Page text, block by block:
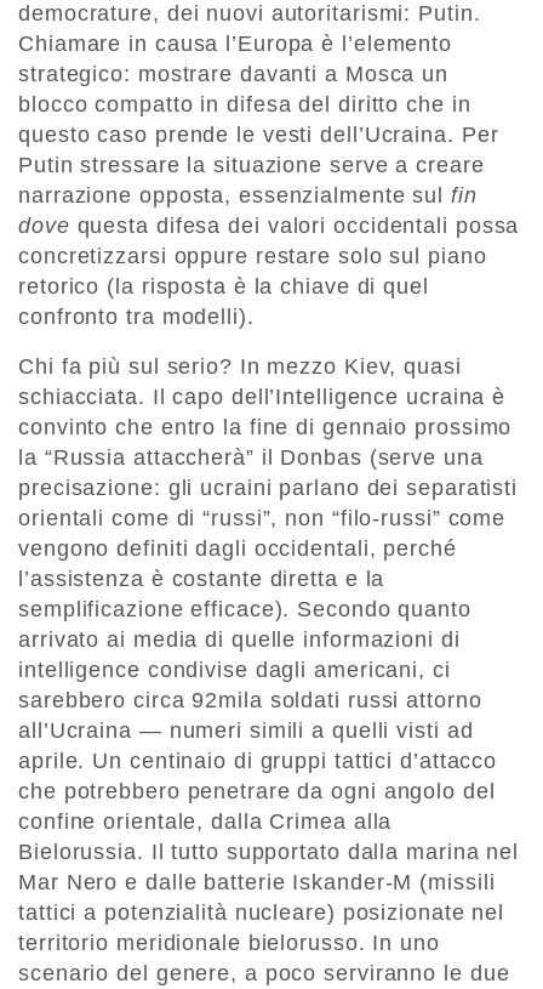
democrature, dei nuovi autoritarismi: Putin.
Chiamare in causa l’Europa è l’elemento
strategico: mostrare davanti a Mosca un
blocco compatto in difesa del diritto che in
questo caso prende le vesti dell’Ucraina. Per
Putin stressare la situazione serve a creare
narrazione opposta, essenzialmente sul fin
dove questa difesa dei valori occidentali possa
concretizzarsi oppure restare solo sul piano
retorico (la risposta è la chiave di quel
confronto tra modelli).
Chi fa più sul serio? In mezzo Kiev, quasi
schiacciata. Il capo dell’Intelligence ucraina è
convinto che entro la fine di gennaio prossimo
la “Russia attaccherà” il Donbas (serve una
precisazione: gli ucraini parlano dei separatisti
orientali come di “russi”, non “filo-russi” come
vengono definiti dagli occidentali, perché
l’assistenza è costante diretta e la
semplificazione efficace). Secondo quanto
arrivato ai media di quelle informazioni di
intelligence condivise dagli americani, ci
sarebbero circa 92mila soldati russi attorno
all’Ucraina — numeri simili a quelli visti ad
aprile. Un centinaio di gruppi tattici d’attacco
che potrebbero penetrare da ogni angolo del
confine orientale, dalla Crimea alla
Bielorussia. Il tutto supportato dalla marina nel
Mar Nero e dalle batterie Iskander-M (missili
tattici a potenzialità nucleare) posizionate nel
territorio meridionale bielorusso. In uno
scenario del genere, a poco serviranno le due